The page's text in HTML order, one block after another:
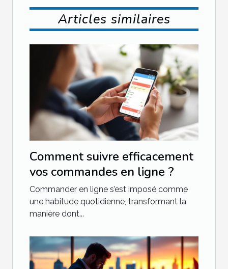
Articles similaires
Comment suivre efficacement
vos commandes en ligne ?
Commander en ligne s’est imposé comme
une habitude quotidienne, transformant la
manière dont...